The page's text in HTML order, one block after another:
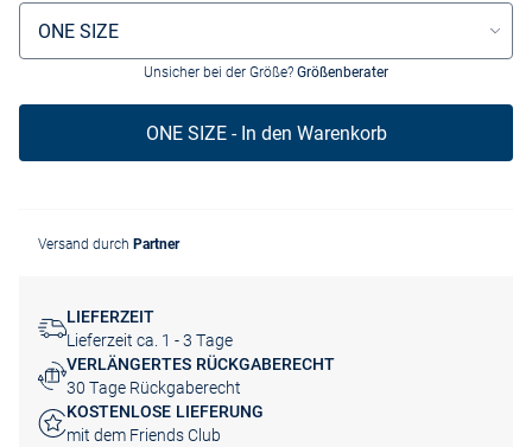
Größenauswahl
ONE SIZE
Unsicher bei der Größe? Größenberater
ONE SIZE - In den Warenkorb
Versand durch Partner
LIEFERZEIT
Lieferzeit ca. 1 - 3 Tage
VERLÄNGERTES RÜCKGABERECHT
30 Tage Rückgaberecht
KOSTENLOSE LIEFERUNG
mit dem Friends Club